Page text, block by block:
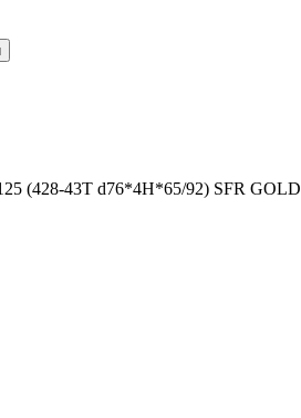
(428-43T d76*4H*65/92) SFR GOLD